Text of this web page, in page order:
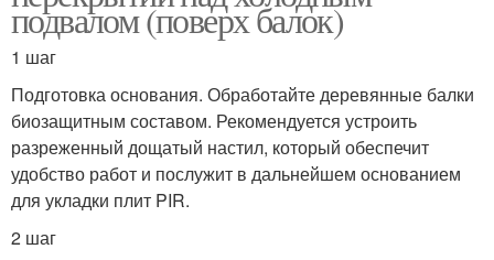
подвалом (поверх балок)
1 шаг
Подготовка основания. Обработайте деревянные балки
биозащитным составом. Рекомендуется устроить
разреженный дощатый настил, который обеспечит
удобство работ и послужит в дальнейшем основанием
для укладки плит PIR.
2 шаг